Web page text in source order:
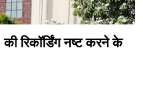
रिकॉर्डिंग नष्ट करने के